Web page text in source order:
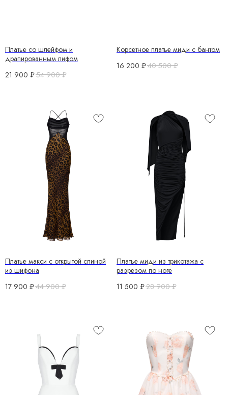
Платье со шлейфом и
драпированным лифом
21 900 ₽54 900 ₽
Корсетное платье миди с бантом
16 200 ₽40 500 ₽
Платье макси с открытой спиной
из шифона
17 900 ₽44 900 ₽
Платье миди из трикотажа с
разрезом по ноге
11 500 ₽28 900 ₽